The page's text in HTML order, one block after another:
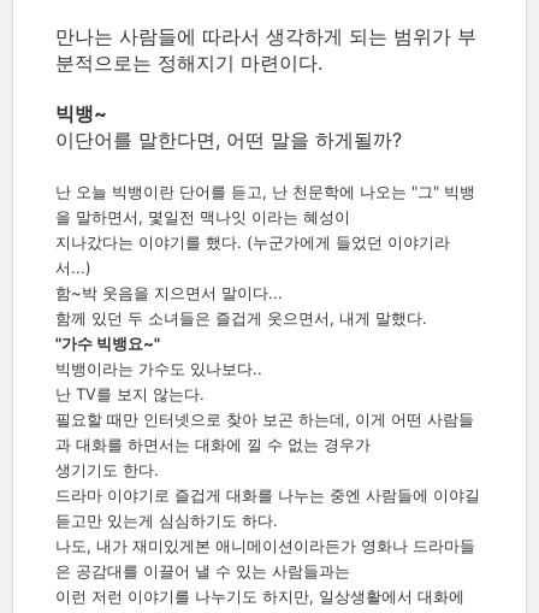
만나는 사람들에 따라서 생각하게 되는 범위가 부
분적으로는 정해지기 마련이다.
빅뱅~
이단어를 말한다면, 어떤 말을 하게될까?
난 오늘 빅뱅이란 단어를 듣고, 난 천문학에 나오는 "그" 빅뱅
을 말하면서, 몇일전 맥나잇 이라는 혜성이
지나갔다는 이야기를 했다. (누군가에게 들었던 이야기라
서...)
함~박 웃음을 지으면서 말이다...
함께 있던 두 소녀들은 즐겁게 웃으면서, 내게 말했다.
"가수 빅뱅요~"
빅뱅이라는 가수도 있나보다..
난 TV를 보지 않는다.
필요할 때만 인터넷으로 찾아 보곤 하는데, 이게 어떤 사람들
과 대화를 하면서는 대화에 낄 수 없는 경우가
생기기도 한다.
드라마 이야기로 즐겁게 대화를 나누는 중엔 사람들에 이야길
듣고만 있는게 심심하기도 하다.
나도, 내가 재미있게본 애니메이션이라든가 영화나 드라마들
은 공감대를 이끌어 낼 수 있는 사람들과는
이런 저런 이야기를 나누기도 하지만, 일상생활에서 대화에